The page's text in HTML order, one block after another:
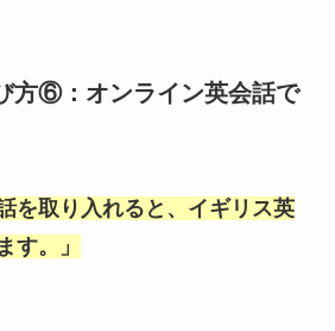
方⑥：オンライン英会話で
を取り入れると、イギリス英
す。
」